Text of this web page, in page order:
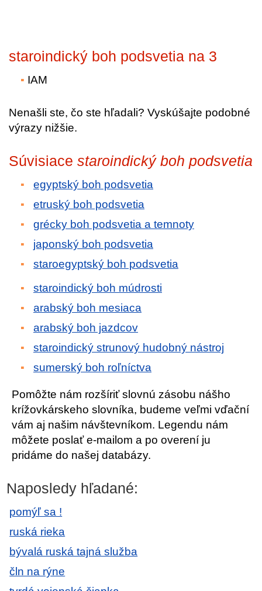
staroindický boh podsvetia na 3
IAM
Nenašli ste, čo ste hľadali? Vyskúšajte podobné
výrazy nižšie.
Súvisiace staroindický boh podsvetia
egyptský boh podsvetia
etruský boh podsvetia
grécky boh podsvetia a temnoty
japonský boh podsvetia
staroegyptský boh podsvetia
staroindický boh múdrosti
arabský boh mesiaca
arabský boh jazdcov
staroindický strunový hudobný nástroj
sumerský boh roľníctva
Pomôžte nám rozšíriť slovnú zásobu nášho
krížovkárskeho slovníka, budeme veľmi vďační
vám aj našim návštevníkom. Legendu nám
môžete poslať e-mailom a po overení ju
pridáme do našej databázy.
Naposledy hľadané:
pomýľ sa !
ruská rieka
bývalá ruská tajná služba
čln na rýne